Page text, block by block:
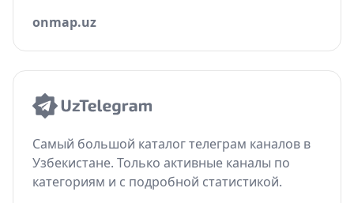
onmap.uz
Самый большой каталог телеграм каналов в
Узбекистане. Только активные каналы по
категориям и с подробной статистикой.